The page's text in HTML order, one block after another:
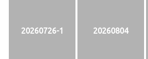
20260726-1 20260804